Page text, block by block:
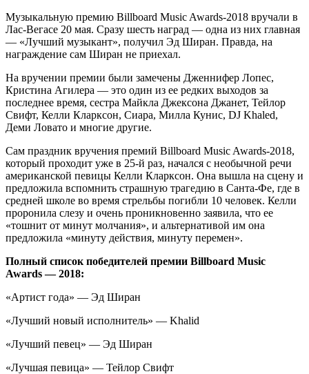
Музыкальную премию Billboard Music Awards-2018 вручали в
Лас-Вегасе 20 мая. Сразу шесть наград — одна из них главная
— «Лучший музыкант», получил Эд Ширан. Правда, на
награждение сам Ширан не приехал.
На вручении премии были замечены Дженнифер Лопес,
Кристина Агилера — это один из ее редких выходов за
последнее время, сестра Майкла Джексона Джанет, Тейлор
Свифт, Келли Кларксон, Сиара, Милла Кунис, DJ Khaled,
Деми Ловато и многие другие.
Сам праздник вручения премий Billboard Music Awards-2018,
который проходит уже в 25-й раз, начался с необычной речи
американской певицы Келли Кларксон. Она вышла на сцену и
предложила вспомнить страшную трагедию в Санта-Фе, где в
средней школе во время стрельбы погибли 10 человек. Келли
проронила слезу и очень проникновенно заявила, что ее
«тошнит от минут молчания», и альтернативой им она
предложила «минуту действия, минуту перемен».
Полный список победителей премии Billboard Music
Awards — 2018:
«Артист года» — Эд Ширан
«Лучший новый исполнитель» — Khalid
«Лучший певец» — Эд Ширан
«Лучшая певица» — Тейлор Свифт